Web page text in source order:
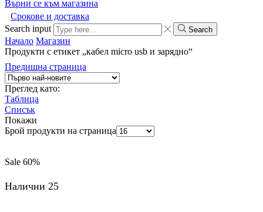
Върни се към магазина
Срокове и доставка
Search input
Search
Начало Магазин
Продукти с етикет „кабел micro usb и зарядно“
Предишна страница
Преглед като:
Таблица
Списък
Покажи
Брой продукти на страница
Sale 60%
Налични 25